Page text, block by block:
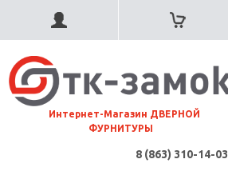
⠀Интернет-Магазин ДВЕРНОЙ
ФУРНИТУРЫ
8 (863) 310-14-03